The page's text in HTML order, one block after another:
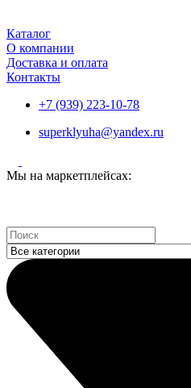
Каталог
О компании
Доставка и оплата
Контакты
+7 (939) 223-10-78
superklyuha@yandex.ru
Мы на маркетплейсах:
Search
...